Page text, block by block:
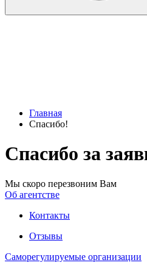
Главная
Спасибо!
Спасибо за
Мы скоро перезвоним Вам
Об агентстве
Контакты
Отзывы
Саморегулируемые организации